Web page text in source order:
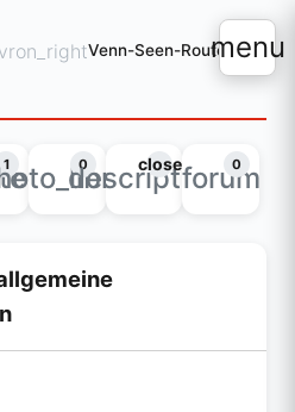
menu
Venn-Seen-Route
1 0
description
closeforum
0